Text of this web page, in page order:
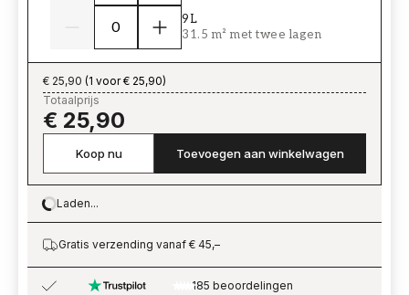
9L
31.5 m² met twee lagen
€ 25,90 (1 voor € 25,90)
Totaalprijs
€ 25,90
Koop nu Toevoegen aan winkelwagen
Loading…
Laden...
Gratis verzending vanaf € 45,–
185 beoordelingen